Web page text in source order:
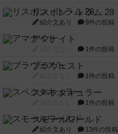
リスボン・トラム 28
紹介文あり 9件の投稿
アマナイト
1件の投稿
ブラヴェスト
1件の投稿
スペクタキュラー
1件の投稿
スモールワールド
紹介文あり 13件の投稿